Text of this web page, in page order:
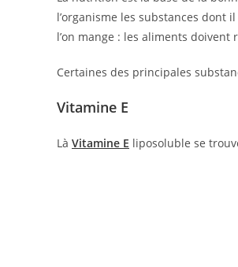
l’organisme les substances
l’on mange : les aliments
Certaines des principales
Vitamine E
Là Vitamine E liposoluble se